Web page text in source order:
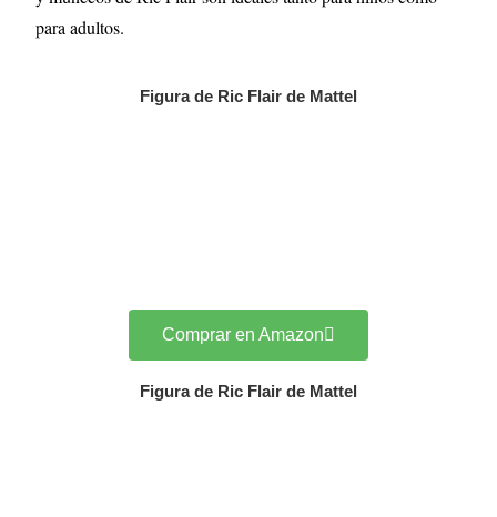
para adultos.
Figura de Ric Flair de Mattel
Comprar en Amazon
Figura de Ric Flair de Mattel